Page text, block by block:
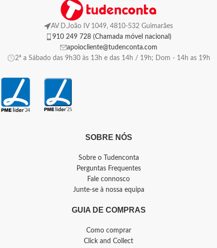
AV D.João IV 1049, 4810-532 Guimarães
910 249 728 (Chamada móvel nacional)
apoiocliente@tudenconta.com
2ª a Sábado das 9h30 às 13h e das 14h / 19h; Dom - 14h as 19h
SOBRE NÓS
Sobre o Tudenconta
Perguntas Frequentes
Fale connosco
Junte-se à nossa equipa
GUIA DE COMPRAS
Como comprar
Click and Collect